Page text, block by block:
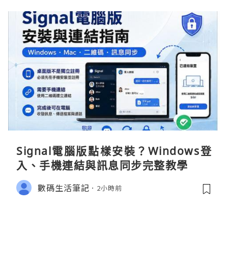
Signal電腦版點樣安裝？Windows登
入、手機連結與訊息同步完整教學
數碼生活筆記 2小時前